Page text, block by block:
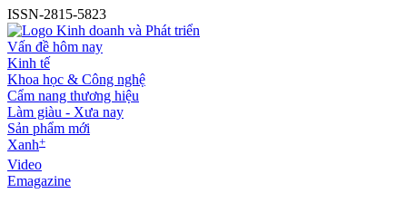
ISSN-2815-5823
Vấn đề hôm nay
Kinh tế
Khoa học & Công nghệ
Cẩm nang thương hiệu
Làm giàu - Xưa nay
Sản phẩm mới
Xanh+
Video
Emagazine